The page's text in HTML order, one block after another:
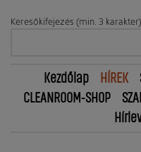
Keresőkifejezés (min. 3 karakter)
Kezdőlap HÍREK
CLEANROOM-SHOP